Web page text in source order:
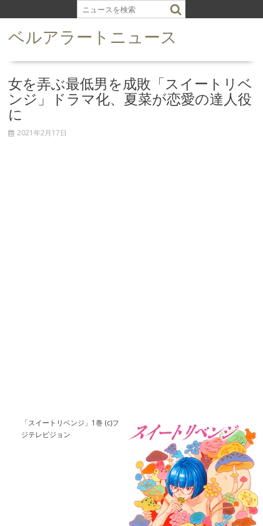
k
ベルアラートニュース
女を弄ぶ最低男を成敗「スイートリベ
ンジ」ドラマ化、夏菜が恋愛の達人役
に
2021年2月17日
「スイートリベンジ」1巻 (c)フ
ジテレビジョン